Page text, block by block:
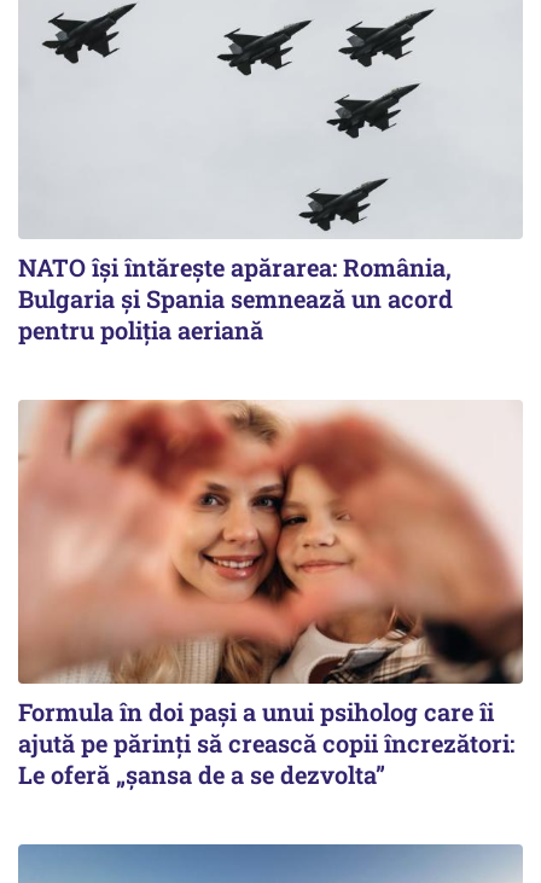
NATO își întărește apărarea: România,
Bulgaria și Spania semnează un acord
pentru poliția aeriană
Formula în doi pași a unui psiholog care îi
ajută pe părinți să crească copii încrezători:
Le oferă „șansa de a se dezvolta”